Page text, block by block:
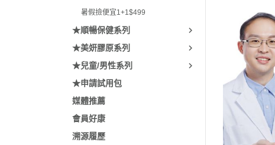
暑假撿便宜1+1$499
★順暢保健系列
★美妍膠原系列
★兒童/男性系列
★申請試用包
媒體推薦
會員好康
溯源履歷